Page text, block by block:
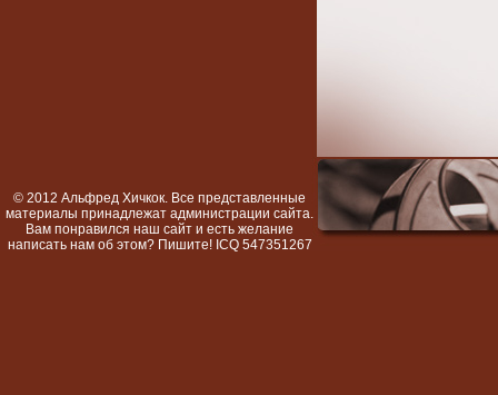
© 2012 Альфред Хичкок. Все представленные
материалы принадлежат администрации сайта.
Вам понравился наш сайт и есть желание
написать нам об этом? Пишите! ICQ 547351267